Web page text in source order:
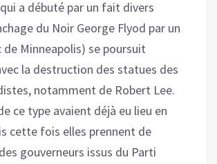
a débuté par un fait divers
du Noir George Flyod par un
de Minneapolis) se poursuit
la destruction des statues des
notamment de Robert Lee.
ce type avaient déjà eu lieu en
cette fois elles prennent de
gouverneurs issus du Parti